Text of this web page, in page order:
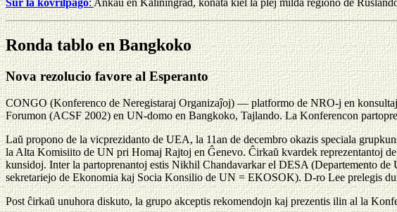
Ronda tablo en Bangkoko
Nova rezolucio favore al Esperanto
CONGO (Konferenco de Neregistaraj Organizaĵoj) — platformo de NRO-j en
Forumon (ACSF 2002) en UN-domo en Bangkoko, Tajlando. La Konferencon
Laŭ propono de la vicprezidanto de UEA, la 11an de decembro okazis speciala
la Alta Komisiito de UN pri Homaj Rajtoj en Ĝenevo. Ĉirkaŭ kvardek reprezentantoj
kunsidoj. Inter la partoprenantoj estis Nikhil Chandavarkar el DESA (Departemento
sekretariejo de Ekonomia kaj Socia Konsilio de UN = EKOSOK). D-ro Lee prelegis
Post ĉirkaŭ unuhora diskuto, la grupo akceptis rekomendojn kaj prezentis ilin al la